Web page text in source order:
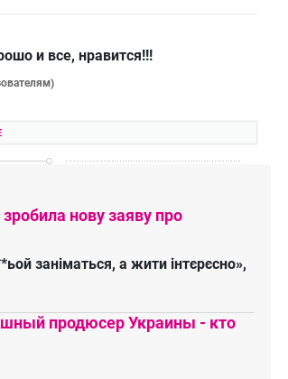
и все, нравится!!!
)
нову заяву про
заніматься, а жити інтєрєсно»,
продюсер Украины - кто